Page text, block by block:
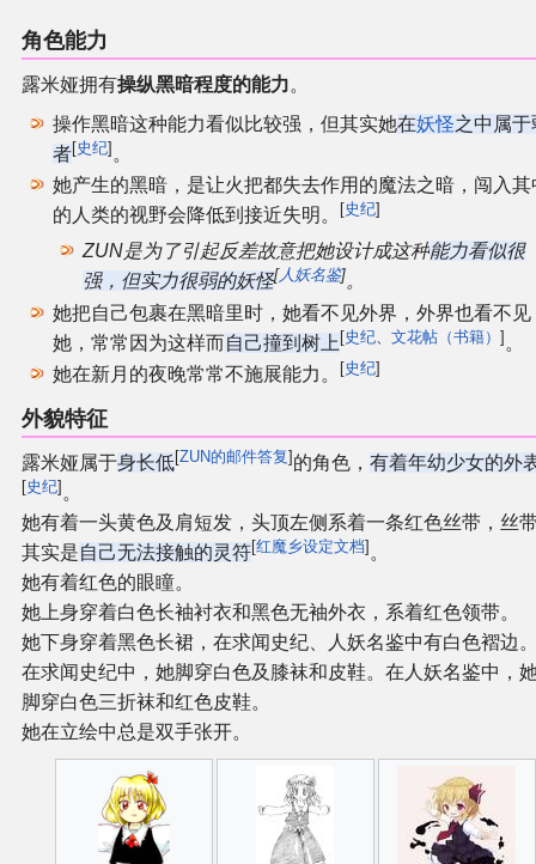
角色能力
露米娅拥有操纵黑暗程度的能力。
操作黑暗这种能力看似比较强，但其实她在妖怪之中属于
者[史纪] 。
她产生的黑暗，是让火把都失去作用的魔法之暗，闯入其
的人类的视野会降低到接近失明。
[史纪]
ZUN是为了引起反差故意把她设计成这种能力看似很
强，但实力很弱的妖怪[人妖名鉴]。
她把自己包裹在黑暗里时，她看不见外界，外界也看不见
她，常常因为这样而自己撞到树上 [史纪、 文花帖（书籍） ] 。
她在新月的夜晚常常不施展能力。
[史纪]
外貌特征
露米娅属于身长低[ZUN的邮件答复]的角色， 有着年幼少女的外
[史纪] 。
她有着一头黄色及肩短发，头顶左侧系着一条红色丝带，丝
其实是自己无法接触的灵符[红魔乡设定文档] 。
她有着红色的眼瞳。
她上身穿着白色长袖衬衣和黑色无袖外衣，系着红色领带。
她下身穿着黑色长裙，在求闻史纪、人妖名鉴中有白色褶边
在求闻史纪中，她脚穿白色及膝袜和皮鞋。在人妖名鉴中，
脚穿白色三折袜和红色皮鞋。
她在立绘中总是双手张开。
捐款支持